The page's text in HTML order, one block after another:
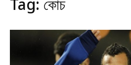
Tag: কোচ